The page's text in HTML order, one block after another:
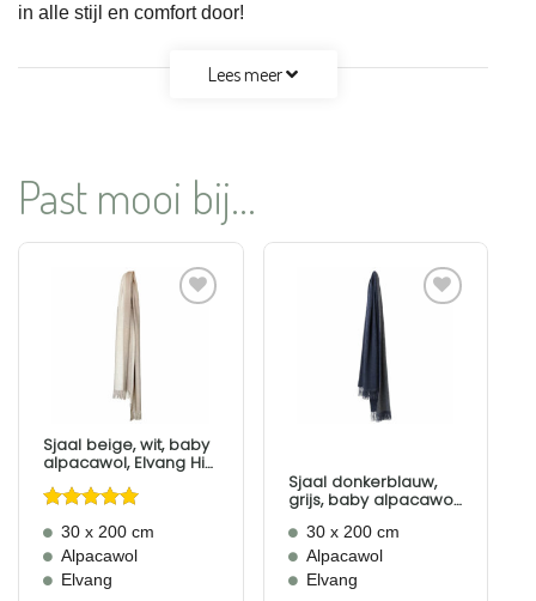
in alle stijl en comfort door!
Lees meer
Past mooi bij...
Sjaal beige, wit, baby
alpacawol, Elvang His
and Her
Gewaardeerd
5
uit 5
30 x 200 cm
Alpacawol
Elvang
Sjaal donkerblauw,
grijs, baby alpacawol,
30 x 200 cm
Alpacawol
Elvang